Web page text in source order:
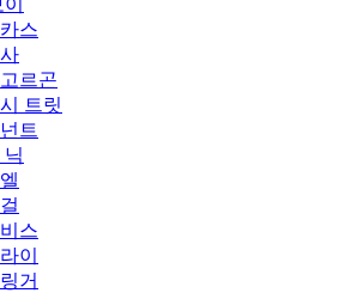
스
르곤
트릿
트
닉
스
이
거